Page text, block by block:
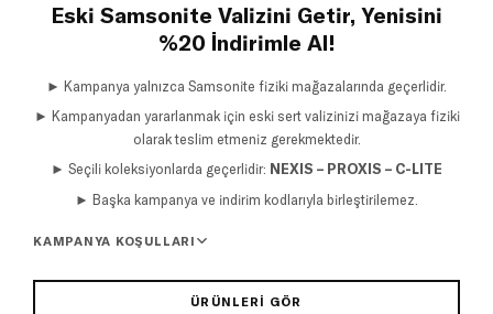
Eski Samsonite Valizini Getir, Yenisini
%20 İndirimle Al!
► Kampanya yalnızca Samsonite fiziki mağazalarında geçerlidir.
► Kampanyadan yararlanmak için eski sert valizinizi mağazaya fiziki
olarak teslim etmeniz gerekmektedir.
► Seçili koleksiyonlarda geçerlidir: NEXIS – PROXIS – C-LITE
► Başka kampanya ve indirim kodlarıyla birleştirilemez.
KAMPANYA KOŞULLARI
ÜRÜNLERI GÖR